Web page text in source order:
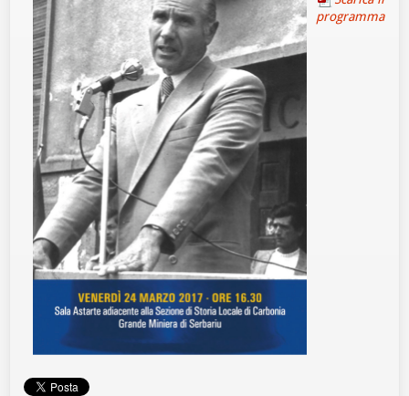
programma